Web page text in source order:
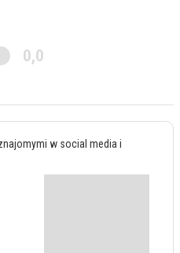
0,0
w social media i